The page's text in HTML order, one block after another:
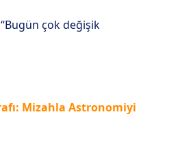
çok değişik
Mizahla Astronomiyi